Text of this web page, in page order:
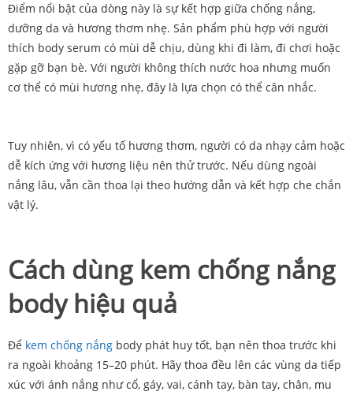
Điểm nổi bật của dòng này là sự kết hợp giữa chống nắng,
dưỡng da và hương thơm nhẹ. Sản phẩm phù hợp với người
thích body serum có mùi dễ chịu, dùng khi đi làm, đi chơi hoặc
gặp gỡ bạn bè. Với người không thích nước hoa nhưng muốn
cơ thể có mùi hương nhẹ, đây là lựa chọn có thể cân nhắc.
Tuy nhiên, vì có yếu tố hương thơm, người có da nhạy cảm hoặc
dễ kích ứng với hương liệu nên thử trước. Nếu dùng ngoài
nắng lâu, vẫn cần thoa lại theo hướng dẫn và kết hợp che chắn
vật lý.
Cách dùng kem chống nắng
body hiệu quả
Để kem chống nắng body phát huy tốt, bạn nên thoa trước khi
ra ngoài khoảng 15–20 phút. Hãy thoa đều lên các vùng da tiếp
xúc với ánh nắng như cổ, gáy, vai, cánh tay, bàn tay, chân, mu